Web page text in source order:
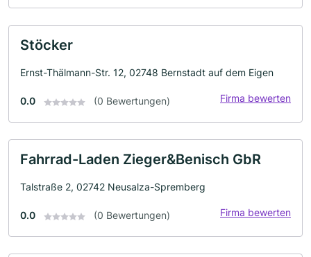
Stöcker
Ernst-Thälmann-Str. 12, 02748 Bernstadt auf dem Eigen
0.0 (0 Bewertungen) Firma bewerten
Fahrrad-Laden Zieger&Benisch GbR
Talstraße 2, 02742 Neusalza-Spremberg
0.0 (0 Bewertungen) Firma bewerten